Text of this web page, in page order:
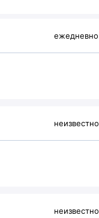
ежедневно
неизвестно
неизвестно